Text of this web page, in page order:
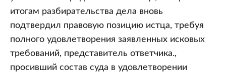
итогам разбирательства дела вновь
подтвердил правовую позицию истца, требуя
полного удовлетворения заявленных исковых
требований, представитель ответчика.,
просивший состав суда в удовлетворении